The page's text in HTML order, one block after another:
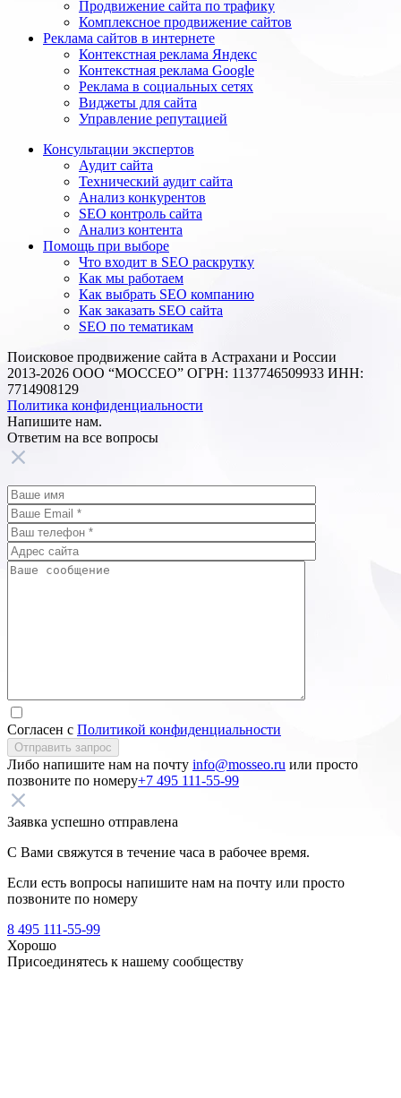
Продвижение сайта по трафику
Комплексное продвижение сайтов
Реклама сайтов в интернете
Контекстная реклама Яндекс
Контекстная реклама Google
Реклама в социальных сетях
Виджеты для сайта
Управление репутацией
Консультации экспертов
Аудит сайта
Технический аудит сайта
Анализ конкурентов
SEO контроль сайта
Анализ контента
Помощь при выборе
Что входит в SEO раскрутку
Как мы работаем
Как выбрать SEO компанию
Как заказать SEO сайта
SEO по тематикам
Поисковое продвижение сайта в Астрахани и России
2013-2026 ООО “МОССЕО” ОГРН: 1137746509933 ИНН:
7714908129
Политика конфиденциальности
Напишите нам.
Ответим на все вопросы
Согласен с Политикой конфиденциальности
Отправить запрос
Либо напишите нам на почту info@mosseo.ru или просто
позвоните по номеру+7 495 111-55-99
Заявка успешно отправлена
С Вами свяжутся в течение часа в рабочее время.
Если есть вопросы напишите нам на почту или просто
позвоните по номеру
8 495 111-55-99
Хорошо
Присоединятесь к нашему сообществу